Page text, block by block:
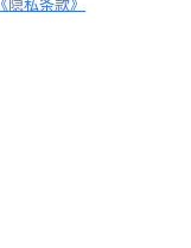
《隐私条款》